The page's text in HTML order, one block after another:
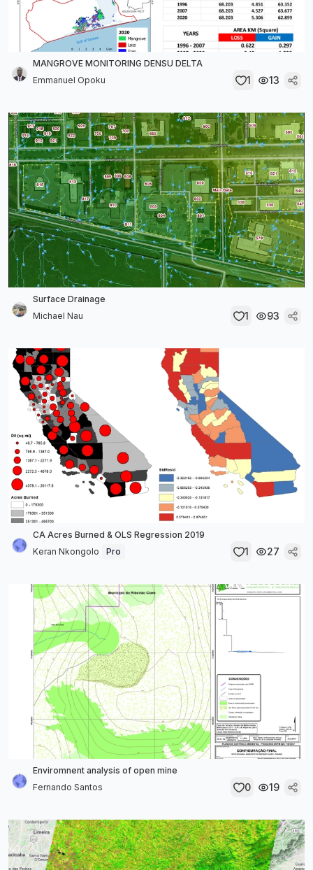
MANGROVE MONITORING DENSU DELTA
Emmanuel Opoku
1 13
Surface Drainage
Michael Nau
1 93
CA Acres Burned & OLS Regression 2019
Keran Nkongolo
Pro 1 27
Enviromnent analysis of open mine
Fernando Santos
0 19